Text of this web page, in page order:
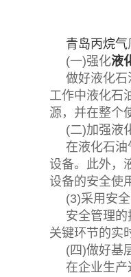
青岛丙烷气
(一)强化液
做好液化
工作中液化石
源，并在整个
(二)加强液
在液化石
设备。此外，
设备的安全使
(3)采用安
安全管理
关键环节的实
(四)做好基
在企业生